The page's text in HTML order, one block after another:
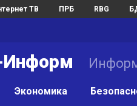
ТВ ПРБ RBG
Экономика